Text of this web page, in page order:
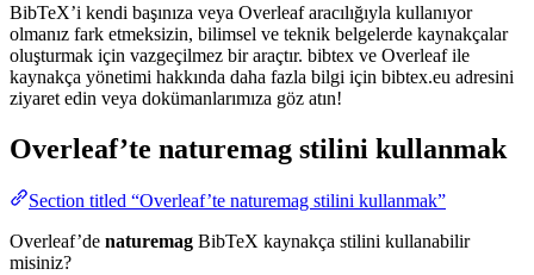
BibTeX’i kendi başınıza veya Overleaf aracılığıyla kullanıyor
olmanız fark etmeksizin, bilimsel ve teknik belgelerde kaynakçalar
oluşturmak için vazgeçilmez bir araçtır. bibtex ve Overleaf ile
kaynakça yönetimi hakkında daha fazla bilgi için bibtex.eu adresini
ziyaret edin veya dokümanlarımıza göz atın!
Overleaf’te naturemag stilini kullanmak
Section titled “Overleaf’te naturemag stilini kullanmak”
Overleaf’de naturemag BibTeX kaynakça stilini kullanabilir
misiniz?